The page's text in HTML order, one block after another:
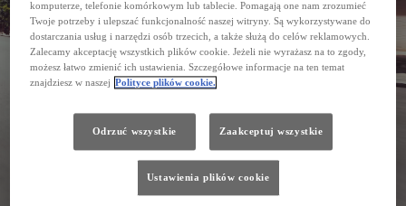
komputerze, telefonie komórkowym lub tablecie. Pomagają one nam zrozumieć
Twoje potrzeby i ulepszać funkcjonalność naszej witryny. Są wykorzystywane do
dostarczania usług i narzędzi osób trzecich, a także służą do celów reklamowych.
Zalecamy akceptację wszystkich plików cookie. Jeżeli nie wyrażasz na to zgody,
możesz łatwo zmienić ich ustawienia. Szczegółowe informacje na ten temat
znajdziesz w naszej Polityce plików cookie.
Odrzuć wszystkie Zaakceptuj wszystkie
Ustawienia plików cookie